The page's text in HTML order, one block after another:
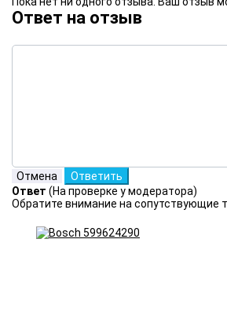
Ответ на отзыв
Ответ (На проверке у модератора)
Обратите внимание на сопутствующие